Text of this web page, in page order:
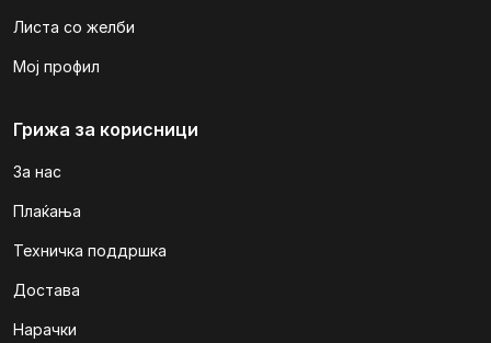
Листа со желби
Мој профил
Грижа за корисници
За нас
Плаќања
Техничка поддршка
Достава
Нарачки